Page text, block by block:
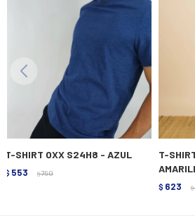
T-SHIRT OXX S24H8 - AZUL
$ 553 $ 790
T-
$ 623 $